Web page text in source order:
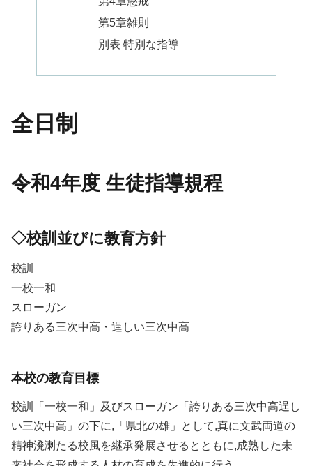
第5章雑則
別表 特別な指導
全日制
令和4年度 生徒指導規程
◇校訓並びに教育方針
校訓
一校一和
スローガン
誇りある三次中高・逞しい三次中高
本校の教育目標
校訓「一校一和」及びスローガン「誇りある三次中高逞し
い三次中高」の下に,「県北の雄」として,真に文武両道の
精神溌溂たる校風を継承発展させるとともに,成熟した未